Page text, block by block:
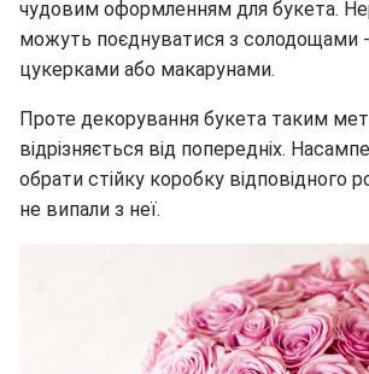
чудовим оформленням для букета.
можуть поєднуватися з солодощами
цукерками або макарунами.
Проте декорування букета таким
відрізняється від попередніх.
обрати стійку коробку відповідного
не випали з неї.